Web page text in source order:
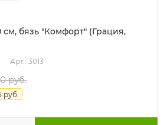
см, бязь "Комфорт" (Грация,
Арт.: 3013
руб.
руб.